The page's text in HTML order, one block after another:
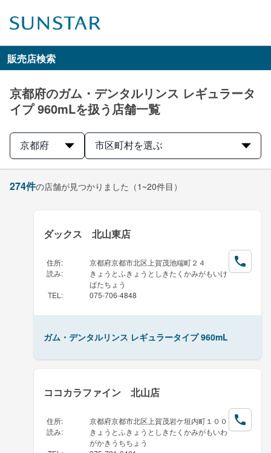
販売店検索
京都府のガム・デンタルリンス レギュラータ
イプ 960mLを扱う店舗一覧
京都府 市区町村を選ぶ
274件の店舗が見つかりました （1~20件目）
ダックス 北山東店
住所:
京都府京都市北区上賀茂池端町２４
読み:
きょうとふきょうとしきたくかみがもいけ
ばたちょう
TEL : 075-706-4848
ガム・デンタルリンス レギュラータイプ 960mL
ココカラファイン 北山店
住所:
京都府京都市北区上賀茂岩ケ垣内町１００
読み:
きょうとふきょうとしきたくかみがもいわ
がかきうちちょう